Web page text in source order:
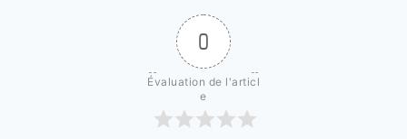
0
Évaluation de l'articl
e